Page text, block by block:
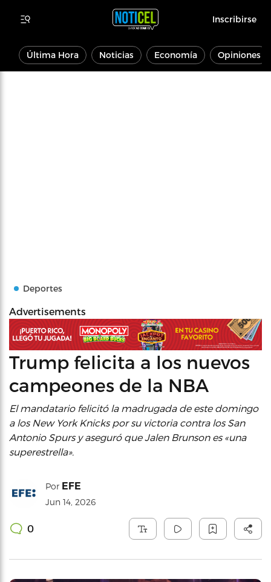
Inscribirse
Última Hora Noticias Economía Opiniones
Deportes
Advertisements
Trump felicita a los nuevos
campeones de la NBA
El mandatario felicitó la madrugada de este domingo
a los New York Knicks por su victoria contra los San
Antonio Spurs y aseguró que Jalen Brunson es «una
superestrella».
Por EFE
Jun 14, 2026
0